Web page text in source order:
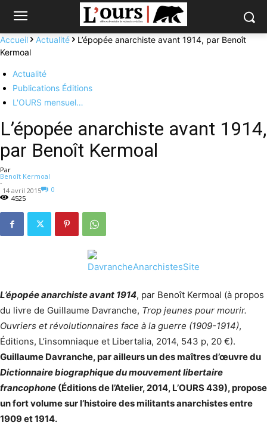
Accueil Actualité
L’épopée anarchiste avant 1914, par Benoît
Kermoal
Actualité
Publications Éditions
L'OURS mensuel…
L’épopée anarchiste avant 1914,
par Benoît Kermoal
Par
Benoît Kermoal
-
14 avril 2015
0
4525
L’épopée anarchiste avant 1914, par Benoît Kermoal (à propos
du livre de Guillaume Davranche, Trop jeunes pour mourir.
Ouvriers et révolutionnaires face à la guerre (1909-1914),
Éditions, L’insomniaque et Libertalia, 2014, 543 p, 20 €).
Guillaume Davranche, par ailleurs un des maîtres d’œuvre du
Dictionnaire biographique du mouvement libertaire
francophone (Éditions de l’Atelier, 2014, L’OURS 439), propose
un fort volume sur l’histoire des militants anarchistes entre
1909 et 1914.